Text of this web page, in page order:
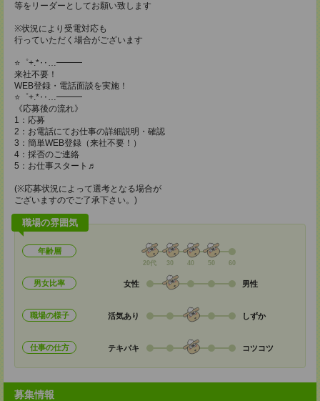
等をリーダーとしてお願い致します
※状況により受電対応も
行っていただく場合がございます
⭐゜+.*‥…━━━
来社不要！
WEB登録・電話面談を実施！
⭐゜+.*‥…━━━
《応募後の流れ》
1：応募
2：お電話にてお仕事の詳細説明・確認
3：簡単WEB登録（来社不要！）
4：採否のご連絡
5：お仕事スタート♬
(※応募状況によって選考となる場合が
ございますのでご了承下さい。)
職場の雰囲気
年齢層
20代 30 40 50 60
男女比率 女性 男性
職場の様子 活気あり しずか
仕事の仕方 テキパキ コツコツ
募集情報